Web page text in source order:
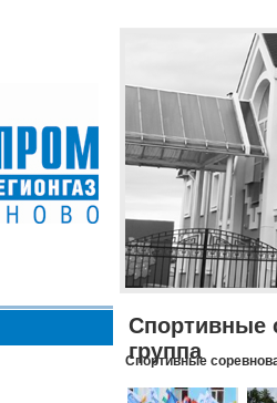
Спортивные
группа
Спортивные